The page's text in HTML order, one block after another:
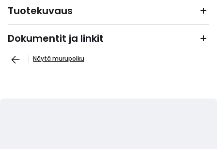
Tuotekuvaus
Dokumentit ja linkit
Näytä murupolku